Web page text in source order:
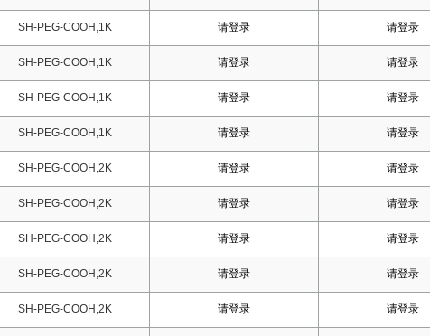
SH-PEG-COOH,1K 请登录 请登录
SH-PEG-COOH,1K 请登录 请登录
SH-PEG-COOH,1K 请登录 请登录
SH-PEG-COOH,1K 请登录 请登录
SH-PEG-COOH,2K 请登录 请登录
SH-PEG-COOH,2K 请登录 请登录
SH-PEG-COOH,2K 请登录 请登录
SH-PEG-COOH,2K 请登录 请登录
SH-PEG-COOH,2K 请登录 请登录